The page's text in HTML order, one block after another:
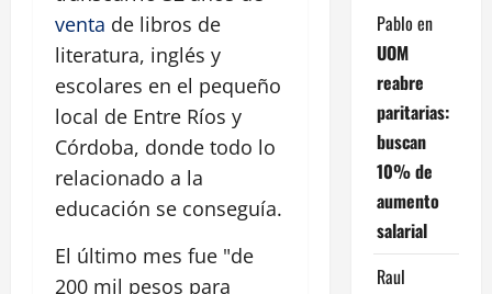
venta de libros de
literatura, inglés y
escolares en el pequeño
local de Entre Ríos y
Córdoba, donde todo lo
relacionado a la
educación se conseguía.
El último mes fue "de
200 mil pesos para
Pablo en
UOM
reabre
paritarias:
buscan
10% de
aumento
salarial
Raul